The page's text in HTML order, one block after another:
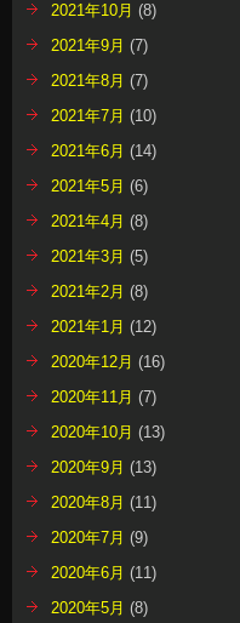
2021年10月 (8)
2021年9月 (7)
2021年8月 (7)
2021年7月 (10)
2021年6月 (14)
2021年5月 (6)
2021年4月 (8)
2021年3月 (5)
2021年2月 (8)
2021年1月 (12)
2020年12月 (16)
2020年11月 (7)
2020年10月 (13)
2020年9月 (13)
2020年8月 (11)
2020年7月 (9)
2020年6月 (11)
2020年5月 (8)